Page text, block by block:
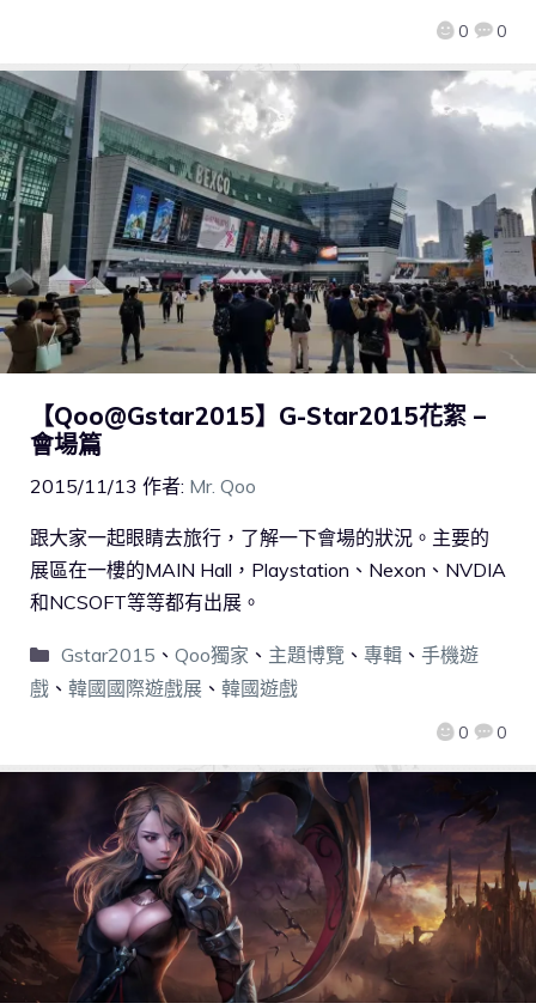
0 0
【Qoo@Gstar2015】G-Star2015花絮 –
會場篇
2015/11/13 作者: Mr. Qoo
0 0
跟大家一起眼睛去旅行，了解一下會場的狀況。主要的
展區在一樓的MAIN Hall，Playstation、Nexon、NVDIA
和NCSOFT等等都有出展。
Gstar2015 、 Qoo獨家 、 主題博覽 、 專輯、 手機遊
戲 、 韓國國際遊戲展 、 韓國遊戲